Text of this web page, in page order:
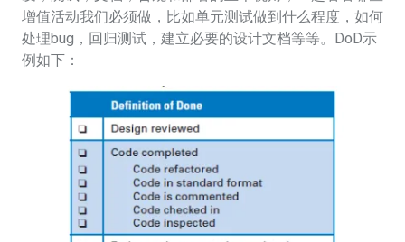
增值活动我们必须做，比如单元测试做到什么程度，如何
处理bug，回归测试，建立必要的设计文档等等。DoD示
例如下：